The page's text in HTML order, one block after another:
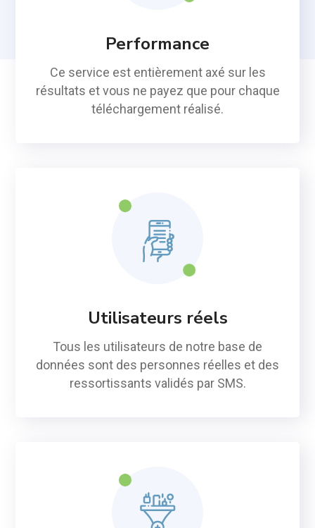
Performance
Ce service est entièrement axé sur les
résultats et vous ne payez que pour chaque
téléchargement réalisé.
Utilisateurs réels
Tous les utilisateurs de notre base de
données sont des personnes réelles et des
ressortissants validés par SMS.